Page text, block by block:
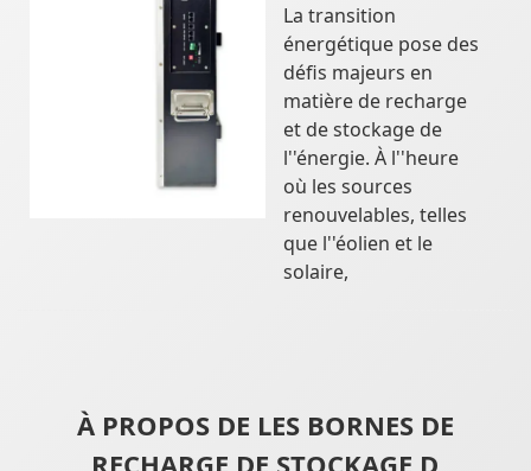
La transition
énergétique pose des
défis majeurs en
matière de recharge
et de stockage de
l''énergie. À l''heure
où les sources
renouvelables, telles
que l''éolien et le
solaire,
À PROPOS DE LES BORNES DE
RECHARGE DE STOCKAGE D